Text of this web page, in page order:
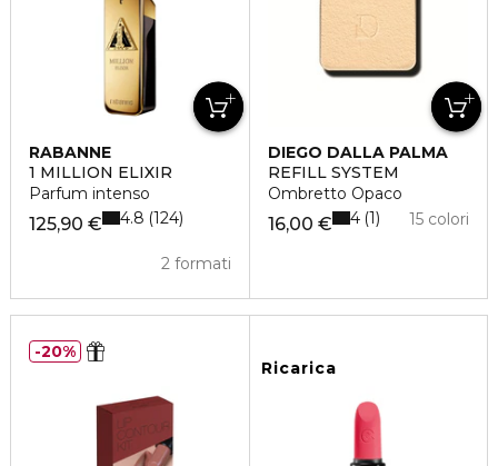
RABANNE
1 MILLION ELIXIR
Parfum intenso
125,90 €
2 formati
4.8 124
DIEGO DALLA PALMA
REFILL SYSTEM
Ombretto Opaco
16,00 € 15 colori
4 1
20%
Ricarica